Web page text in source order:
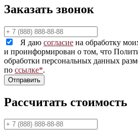
Заказать звонок
Я даю согласие на обработку
и проинформирован о том, что
обработки персональных данных
по ссылке*.
Рассчитать стоимость